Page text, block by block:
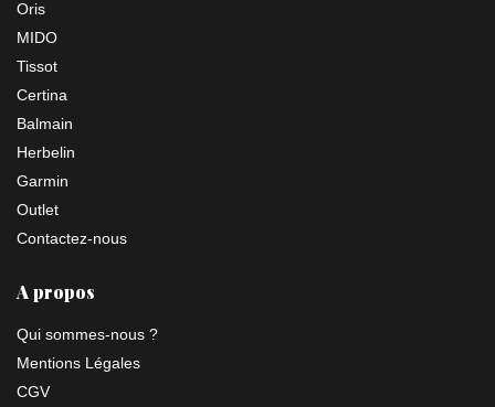
Oris
MIDO
Tissot
Certina
Balmain
Herbelin
Garmin
Outlet
Contactez-nous
A propos
Qui sommes-nous ?
Mentions Légales
CGV